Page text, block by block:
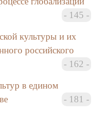
145
культуры и их
российского
162
в едином
181